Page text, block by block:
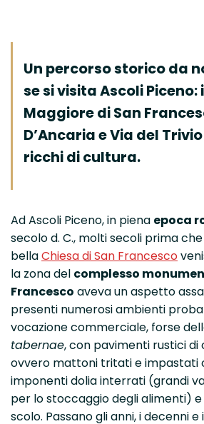
Un percorso storico da
se si visita Ascoli
Maggiore di San
D’Ancaria e Via del
ricchi di cultura.
Ad Ascoli Piceno, in piena epoca
secolo d. C., molti secoli prima
bellaChiesa di San Francesco
la zona del complesso
Francesco aveva un aspetto
presenti numerosi ambienti
vocazione commerciale, forse
tabernae, con pavimenti rustici
ovvero mattoni tritati e impastati
imponenti dolia interrati (grandi
per lo stoccaggio degli alimenti)
scolo. Passano gli anni, i decenni e